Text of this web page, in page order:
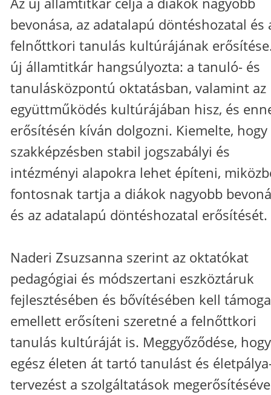
bevonása, az adatalapú döntéshozatal és
felnőttkori tanulás kultúrájának
új államtitkár hangsúlyozta: a tanuló- és
tanulásközpontú oktatásban, valamint az
együttműködés kultúrájában hisz, és
erősítésén kíván dolgozni. Kiemelte, hogy
szakképzésben stabil jogszabályi és
intézményi alapokra lehet építeni,
fontosnak tartja a diákok nagyobb
és az adatalapú döntéshozatal erősítését.
Naderi Zsuzsanna szerint az oktatókat
pedagógiai és módszertani eszköztáruk
fejlesztésében és bővítésében kell
emellett erősíteni szeretné a felnőttkori
tanulás kultúráját is. Meggyőződése,
egész életen át tartó tanulást és
tervezést a szolgáltatások